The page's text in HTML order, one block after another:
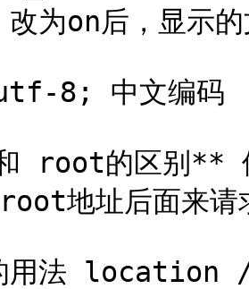
改为on后，显示
8; 中文编码
root的区别**
root地址后面来
用法